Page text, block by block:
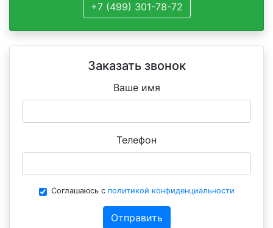
+7 (499) 301-78-72
Заказать звонок
Ваше имя
Телефон
Соглашаюсь с политикой конфиденциальности
Отправить